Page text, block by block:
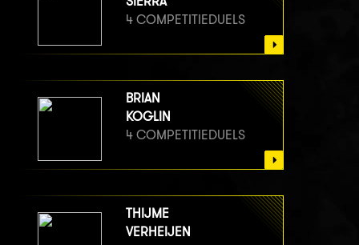
4 COMPETITIEDUELS
BRIAN
KOGLIN
4 COMPETITIEDUELS
THIJME
VERHEIJEN